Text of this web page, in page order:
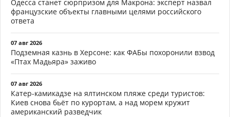
Одесса станет сюрпризом для Макрона: эксперт назвал
французские объекты главными целями российского
ответа
07 авг 2026
Подземная казнь в Херсоне: как ФАБы похоронили взвод
«Птах Мадьяра» заживо
07 авг 2026
Катер-камикадзе на ялтинском пляже среди туристов:
Киев снова бьёт по курортам, а над морем кружит
американский разведчик